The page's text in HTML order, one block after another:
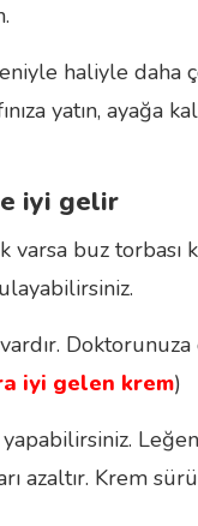
haliyle daha
yatın,
iyi gelir
varsa buz
Doktorunuza
iyi gelen krem)
azaltır. Krem